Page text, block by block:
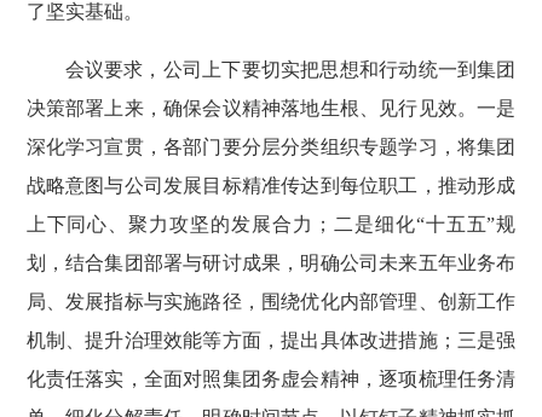
了坚实基础。
会议要求，公司上下要切实把思想和行动统一到集团
决策部署上来，确保会议精神落地生根、见行见效。一是
深化学习宣贯，各部门要分层分类组织专题学习，将集团
战略意图与公司发展目标精准传达到每位职工，推动形成
上下同心、聚力攻坚的发展合力；二是细化“十五五”规
划，结合集团部署与研讨成果，明确公司未来五年业务布
局、发展指标与实施路径，围绕优化内部管理、创新工作
机制、提升治理效能等方面，提出具体改进措施；三是强
化责任落实，全面对照集团务虚会精神，逐项梳理任务清